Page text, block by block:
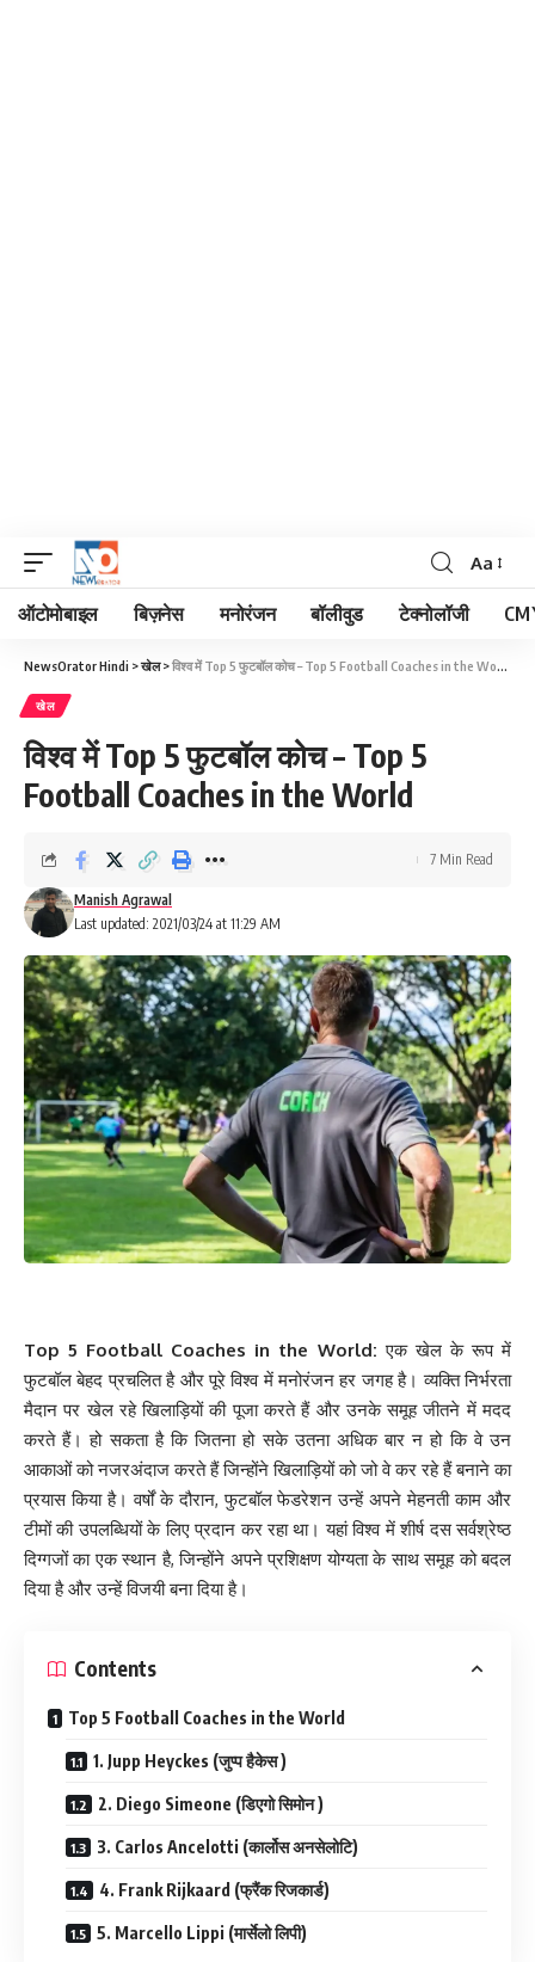
Font
Resizer
Aa
ऑटोमोबाइल बिज़नेस मनोरंजन बॉलीवुड टेक्नोलॉजी CM
NewsOrator Hindi >खेल>विश्व में Top 5 फुटबॉल कोच – Top 5 Football Coaches in the World
खेल
विश्व में Top 5 फुटबॉल कोच – Top 5
Football Coaches in the World
Last updated: 2021/03/24 at 11:29 AM
Manish Agrawal
7 Min Read
Top 5 Football Coaches in the World:एक खेल के रूप में
फुटबॉल बेहद प्रचलित है और पूरे विश्व में मनोरंजन हर जगह है। व्यक्ति निर्भरता
मैदान पर खेल रहे खिलाड़ियों की पूजा करते हैं और उनके समूह जीतने में मदद
करते हैं। हो सकता है कि जितना हो सके उतना अधिक बार न हो कि वे उन
आकाओं को नजरअंदाज करते हैं जिन्होंने खिलाड़ियों को जो वे कर रहे हैं बनाने का
प्रयास किया है। वर्षों के दौरान, फुटबॉल फेडरेशन उन्हें अपने मेहनती काम और
टीमों की उपलब्धियों के लिए प्रदान कर रहा था। यहां विश्व में शीर्ष दस सर्वश्रेष्ठ
दिग्गजों का एक स्थान है, जिन्होंने अपने प्रशिक्षण योग्यता के साथ समूह को बदल
दिया है और उन्हें विजयी बना दिया है।
Contents
Top 5 Football Coaches in the World
1. Jupp Heyckes (जुप्प हैकेस )
2. Diego Simeone (डिएगो सिमोन )
3. Carlos Ancelotti (कार्लोस अनसेलोटि)
4. Frank Rijkaard (फ्रैंक रिजकार्ड)
5. Marcello Lippi (मार्सेलो लिपी)